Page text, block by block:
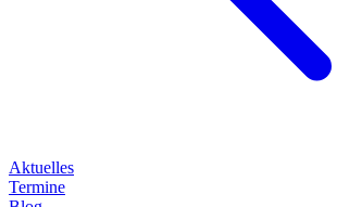
Aktuelles
Termine